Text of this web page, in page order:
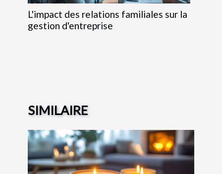
L'impact des relations familiales sur la
gestion d'entreprise
SIMILAIRE